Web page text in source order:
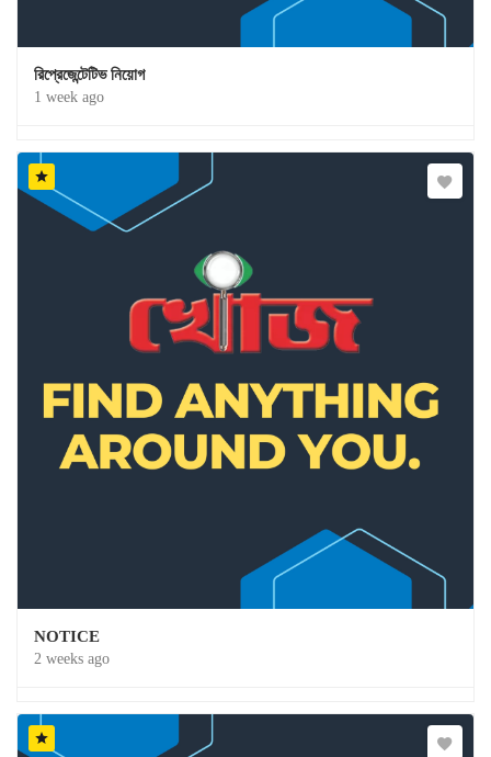
রিপ্রেজেন্টেটিভ নিয়োগ
1 week ago
NOTICE
2 weeks ago